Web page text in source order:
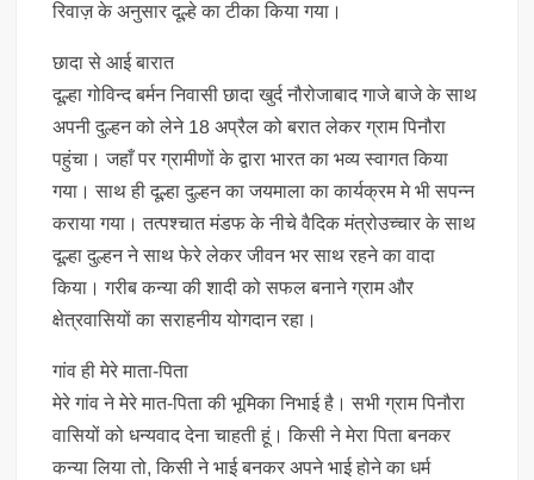
रिवाज़ के अनुसार दूल्हे का टीका किया गया।
छादा से आई बारात
दूल्हा गोविन्द बर्मन निवासी छादा खुर्द नौरोजाबाद गाजे बाजे के साथ
अपनी दुल्हन को लेने 18 अप्रैल को बरात लेकर ग्राम पिनौरा
पहुंचा। जहाँ पर ग्रामीणों के द्वारा भारत का भव्य स्वागत किया
गया। साथ ही दूल्हा दुल्हन का जयमाला का कार्यक्रम मे भी सपन्न
कराया गया। तत्पश्चात मंडफ के नीचे वैदिक मंत्रोउच्चार के साथ
दूल्हा दुल्हन ने साथ फेरे लेकर जीवन भर साथ रहने का वादा
किया। गरीब कन्या की शादी को सफल बनाने ग्राम और
क्षेत्रवासियों का सराहनीय योगदान रहा।
गांव ही मेरे माता-पिता
मेरे गांव ने मेरे मात-पिता की भूमिका निभाई है। सभी ग्राम पिनौरा
वासियों को धन्यवाद देना चाहती हूं। किसी ने मेरा पिता बनकर
कन्या लिया तो, किसी ने भाई बनकर अपने भाई होने का धर्म